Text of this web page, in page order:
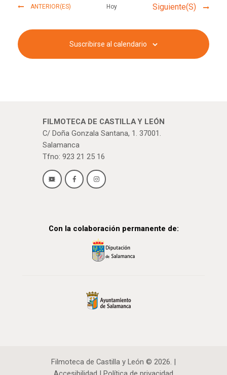
EVENTOS
ANTERIOR(ES) Hoy Eventos
Siguiente(s)
Suscribirse al calendario
FILMOTECA DE CASTILLA Y LEÓN
C/ Doña Gonzala Santana, 1. 37001.
Salamanca
Tfno: 923 21 25 16
Con la colaboración permanente de:
Filmoteca de Castilla y León © 2026. |